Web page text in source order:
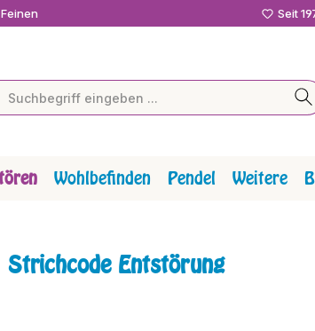
Seit
Wohlbefinden Pendel Weitere
Strichcode Entstörung